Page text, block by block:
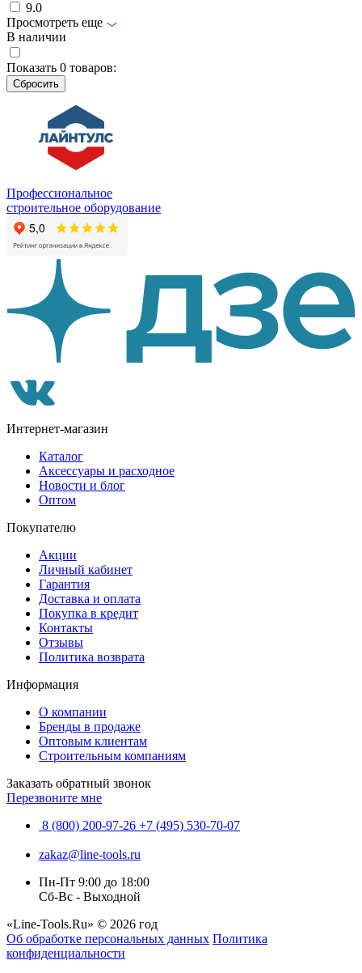
9.0
Просмотреть еще
В наличии
Показать 0 товаров:
Профессиональное
строительное оборудование
Интернет-магазин
Каталог
Аксессуары и расходное
Новости и блог
Оптом
Покупателю
Акции
Личный кабинет
Гарантия
Доставка и оплата
Покупка в кредит
Контакты
Отзывы
Политика возврата
Информация
О компании
Бренды в продаже
Оптовым клиентам
Строительным компаниям
Заказать обратный звонок
Перезвоните мне
8 (800) 200-97-26 +7 (495) 530-70-07
zakaz@line-tools.ru
Пн-Пт 9:00 до 18:00
Сб-Вс - Выходной
«Line-Tools.Ru» © 2026 год
Об обработке персональных данных Политика
конфиденциальности